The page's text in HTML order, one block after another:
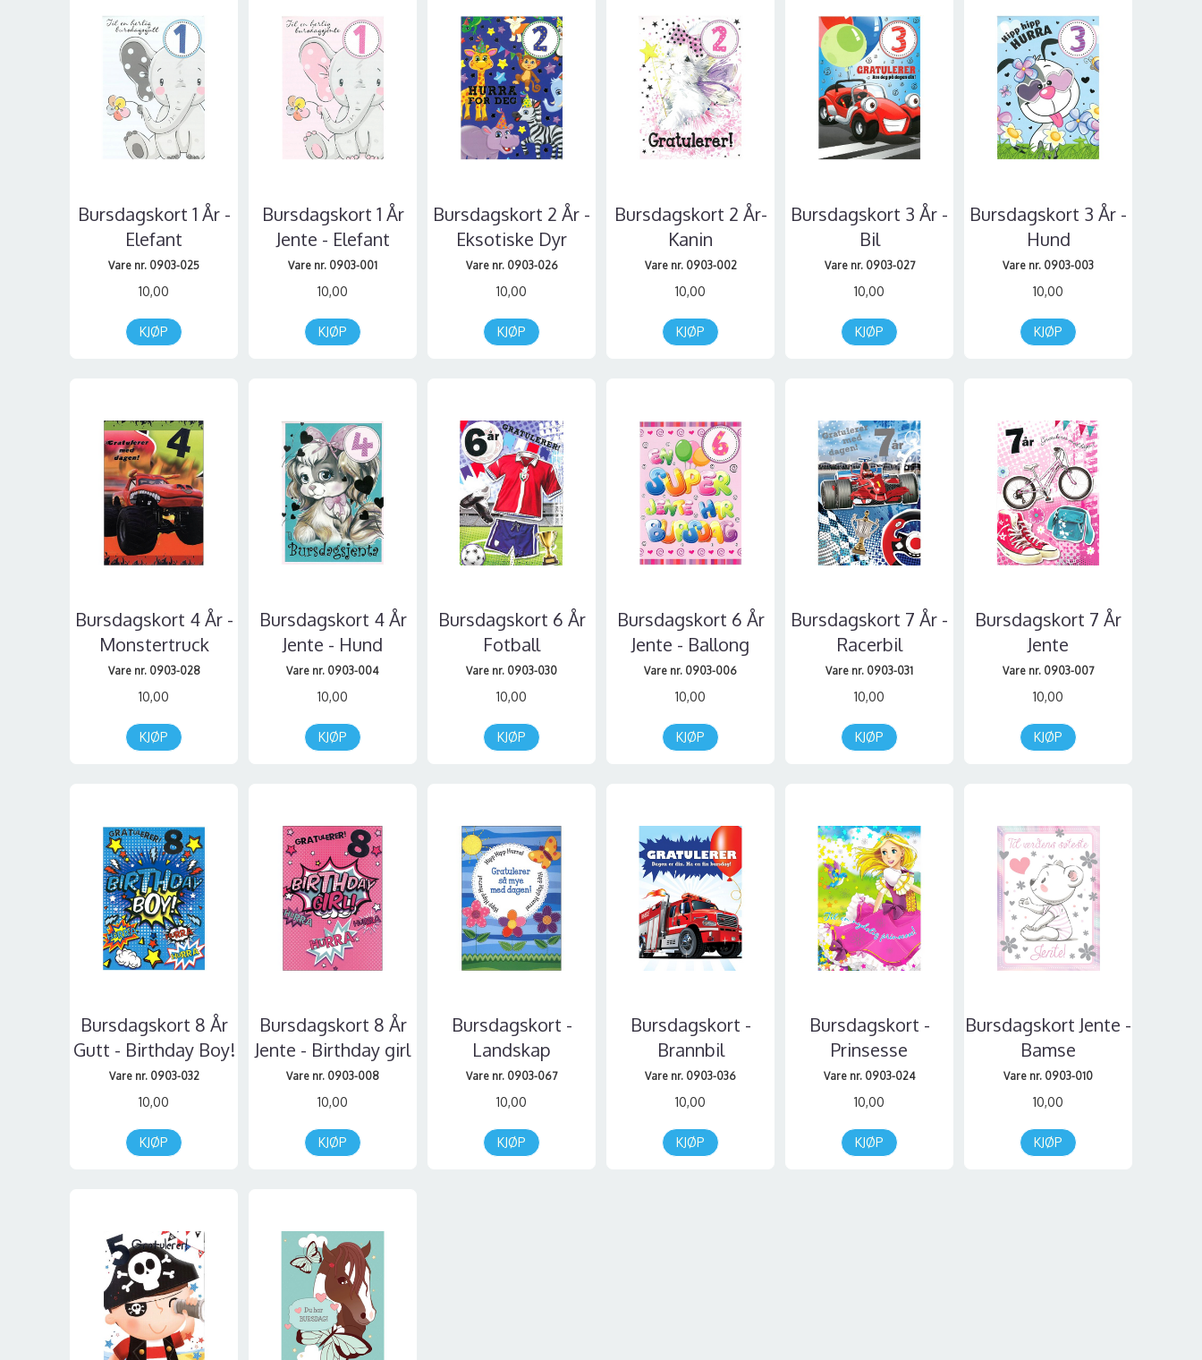
Bursdagskort 1 År -
Elefant
Vare nr. 0903-025
10,00
KJØP
Bursdagskort 1 År
Jente - Elefant
Vare nr. 0903-001
10,00
KJØP
Bursdagskort 2 År -
Eksotiske Dyr
Vare nr. 0903-026
10,00
KJØP
Bursdagskort 2 År-
Kanin
Vare nr. 0903-002
10,00
KJØP
Bursdagskort 3 År -
Bil
Vare nr. 0903-027
10,00
KJØP
Bursdagskort 3 År -
Hund
Vare nr. 0903-003
10,00
KJØP
Bursdagskort 4 År -
Monstertruck
Vare nr. 0903-028
10,00
KJØP
Bursdagskort 4 År
Jente - Hund
Vare nr. 0903-004
10,00
KJØP
Bursdagskort 6 År
Fotball
Vare nr. 0903-030
10,00
KJØP
Bursdagskort 6 År
Jente - Ballong
Vare nr. 0903-006
10,00
KJØP
Bursdagskort 7 År -
Racerbil
Vare nr. 0903-031
10,00
KJØP
Bursdagskort 7 År
Jente
Vare nr. 0903-007
10,00
KJØP
Bursdagskort 8 År
Gutt - Birthday Boy!
Vare nr. 0903-032
10,00
KJØP
Bursdagskort 8 År
Jente - Birthday girl
Vare nr. 0903-008
10,00
KJØP
Bursdagskort -
Landskap
Vare nr. 0903-067
10,00
KJØP
Bursdagskort -
Brannbil
Vare nr. 0903-036
10,00
KJØP
Bursdagskort -
Prinsesse
Vare nr. 0903-024
10,00
KJØP
Bursdagskort Jente -
Bamse
Vare nr. 0903-010
10,00
KJØP